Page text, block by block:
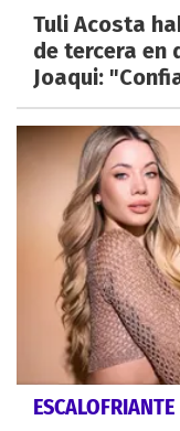
Tuli Acosta
de tercera en
Joaqui:
ESCALOFRIANTE